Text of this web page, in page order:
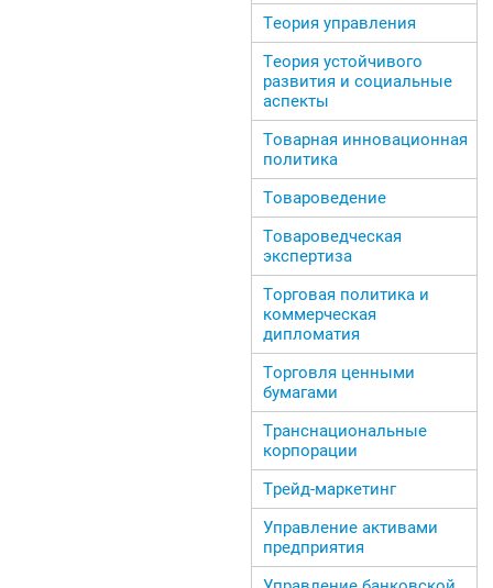
Теория управления
Теория устойчивого
развития и социальные
аспекты
Товарная инновационная
политика
Товароведение
Товароведческая
экспертиза
Торговая политика и
коммерческая
дипломатия
Торговля ценными
бумагами
Транснациональные
корпорации
Трейд-маркетинг
Управление активами
предприятия